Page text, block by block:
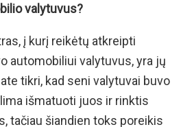
valytuvus?
į kurį reikėtų atkreipti
automobiliui valytuvus, yra jų
tikri, kad seni valytuvai buvo
išmatuoti juos ir rinktis
tačiau šiandien toks poreikis